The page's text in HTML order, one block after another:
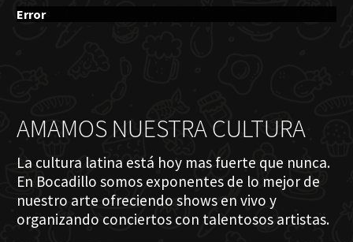
Error
AMAMOS NUESTRA CULTURA
La cultura latina está hoy mas fuerte que nunca.
En Bocadillo somos exponentes de lo mejor de
nuestro arte ofreciendo shows en vivo y
organizando conciertos con talentosos artistas.